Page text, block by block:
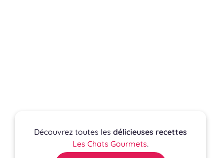
Découvrez toutes les délicieuses recettes
Les Chats Gourmets.